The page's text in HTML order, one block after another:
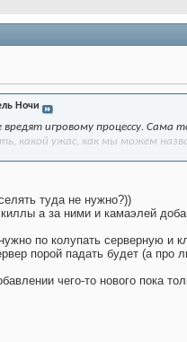
Ночи
игровому процессу. Сама
какой ужас, как мы можем
туда не нужно?))
а за ними и камаэлей
по колупать серверную и
порой падать будет (а про
чего-то нового пока